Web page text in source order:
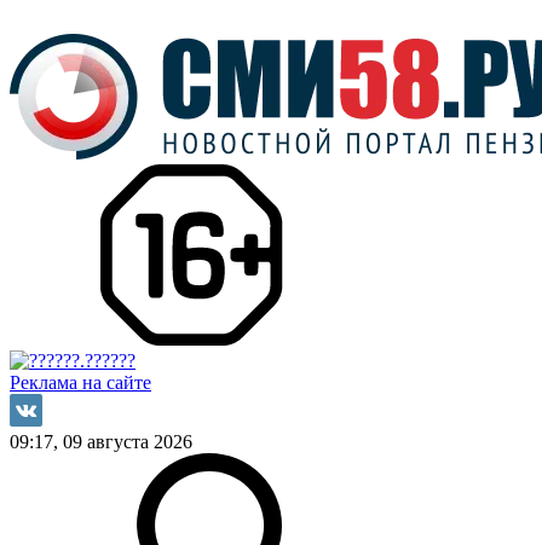
Реклама на сайте
09:17, 09 августа 2026